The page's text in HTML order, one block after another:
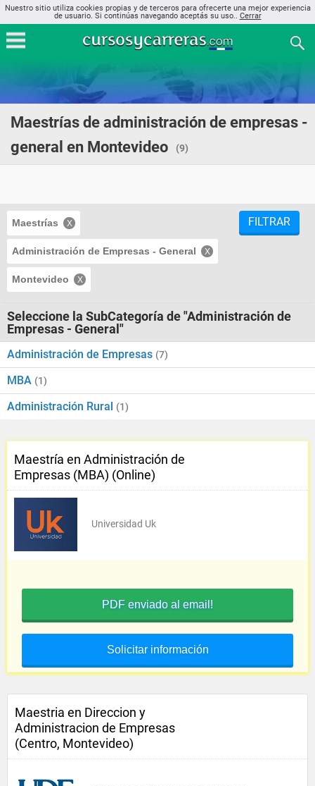
Nuestro sitio utiliza cookies propias y de terceros para ofrecerte una mejor experiencia
de usuario. Si continúas navegando aceptás su uso.. Cerrar
Maestrías de administración de empresas -
general en Montevideo
(9)
Maestrías
Administración de Empresas - General
Montevideo
FILTRAR
Seleccione la SubCategoría de "Administración de
Empresas - General"
Administración de Empresas (7)
MBA (1)
Administración Rural (1)
Maestría en Administración de
Empresas (MBA) (Online)
Universidad Uk
PDF enviado al email!
Solicitar información
Maestria en Direccion y
Administracion de Empresas
(Centro, Montevideo)